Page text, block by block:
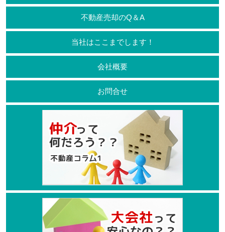
不動産売却のQ＆A
当社はここまでします！
会社概要
お問合せ